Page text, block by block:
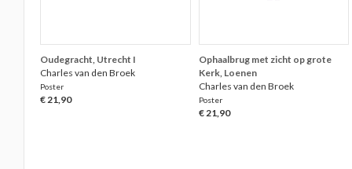
Oudegracht, Utrecht I
Charles van den Broek
Poster
€ 21,90
Ophaalbrug met zicht op grote
Kerk, Loenen
Charles van den Broek
Poster
€ 21,90